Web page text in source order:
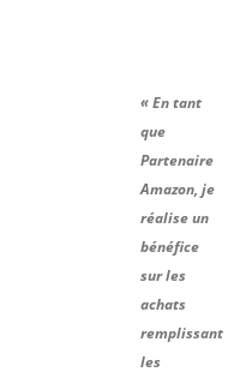
« En tant
que
Partenaire
Amazon, je
réalise un
bénéfice
sur les
achats
remplissant
les